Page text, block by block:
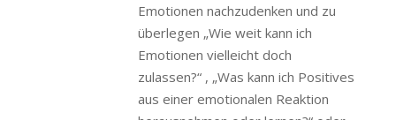
Emotionen nachzudenken und zu
überlegen „Wie weit kann ich
Emotionen vielleicht doch
zulassen?“ , „Was kann ich Positives
aus einer emotionalen Reaktion